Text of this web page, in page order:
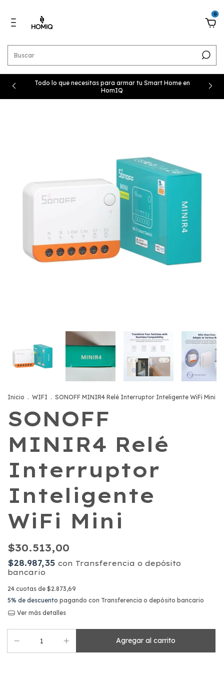
0
Todo lo que necesitas para armar tu Smart Home en
HomIQ
Inicio . WIFI . SONOFF MINIR4 Relé Interruptor Inteligente WiFi Mini
SONOFF
MINIR4 Relé
Interruptor
Inteligente
WiFi Mini
$30.513,00
$28.987,35 con Transferencia o depósito
bancario
24 cuotas de $2.873,69
5% de descuento pagando con Transferencia o depósito bancario
Ver más detalles